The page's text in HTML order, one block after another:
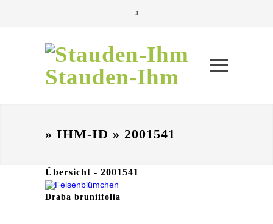
Stauden-Ihm
» IHM-ID » 2001541
Übersicht - 2001541
Draba bruniifolia